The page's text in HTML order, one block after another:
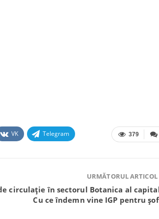
379
VK Telegram
URMĂTORUL ARTICOL
circulație în sectorul Botanica al
Cu ce îndemn vine IGP pentru